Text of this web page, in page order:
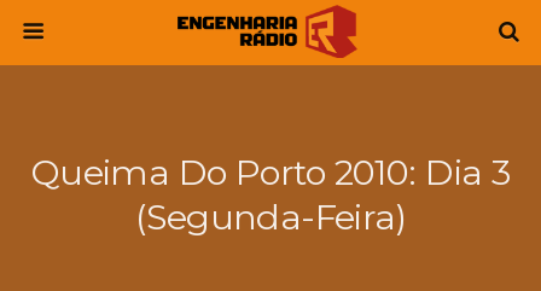
Queima Do Porto 2010: Dia 3
(Segunda-Feira)